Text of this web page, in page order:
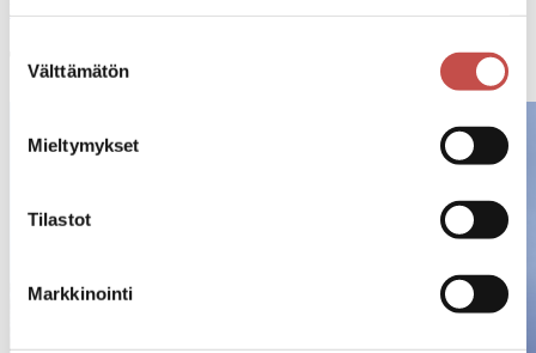
valinta
Välttämätön
Mieltymykset
Tilastot
Markkinointi
Tarvaalan kyläkoulu kokoontuu